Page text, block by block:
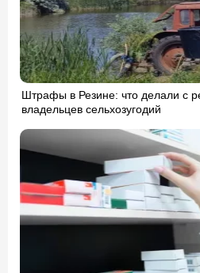
Штрафы в Резине: что делали с
владельцев сельхозугодий